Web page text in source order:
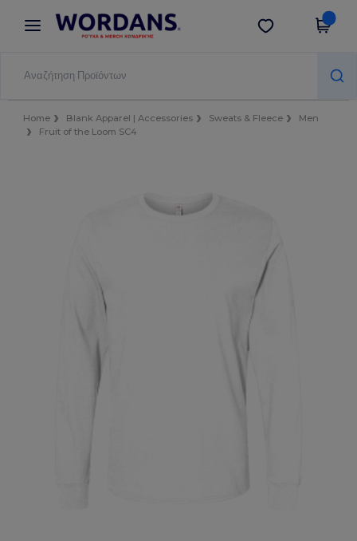
× Εφαρμογή Wordans
Καλύτερες τιμές στην εφαρμογή!
Λήψη app
Home Blank Apparel | Accessories Sweats & Fleece
Men
Fruit of the Loom SC4